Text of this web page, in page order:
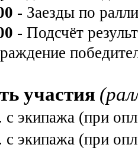
- Заезды по
- Подсчёт
участия
с экипажа (при
с экипажа (при